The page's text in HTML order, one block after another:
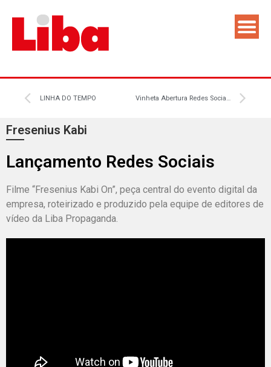
LINHA DO TEMPO
Fresenius Kabi
Lançamento Redes Sociais
Filme “Fresenius Kabi On”, peça central do evento digital da
empresa, roteirizado e produzido pela equipe de editores de
vídeo da Liba Propaganda.